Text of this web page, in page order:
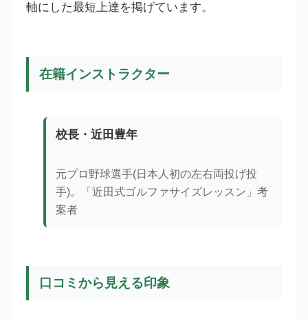
軸にした最短上達を掲げています。
在籍インストラクター
校長・近田豊年
元プロ野球選手(日本人初の左右両投げ投
手)。「近田式ゴルファサイズレッスン」考
案者
口コミから見える印象